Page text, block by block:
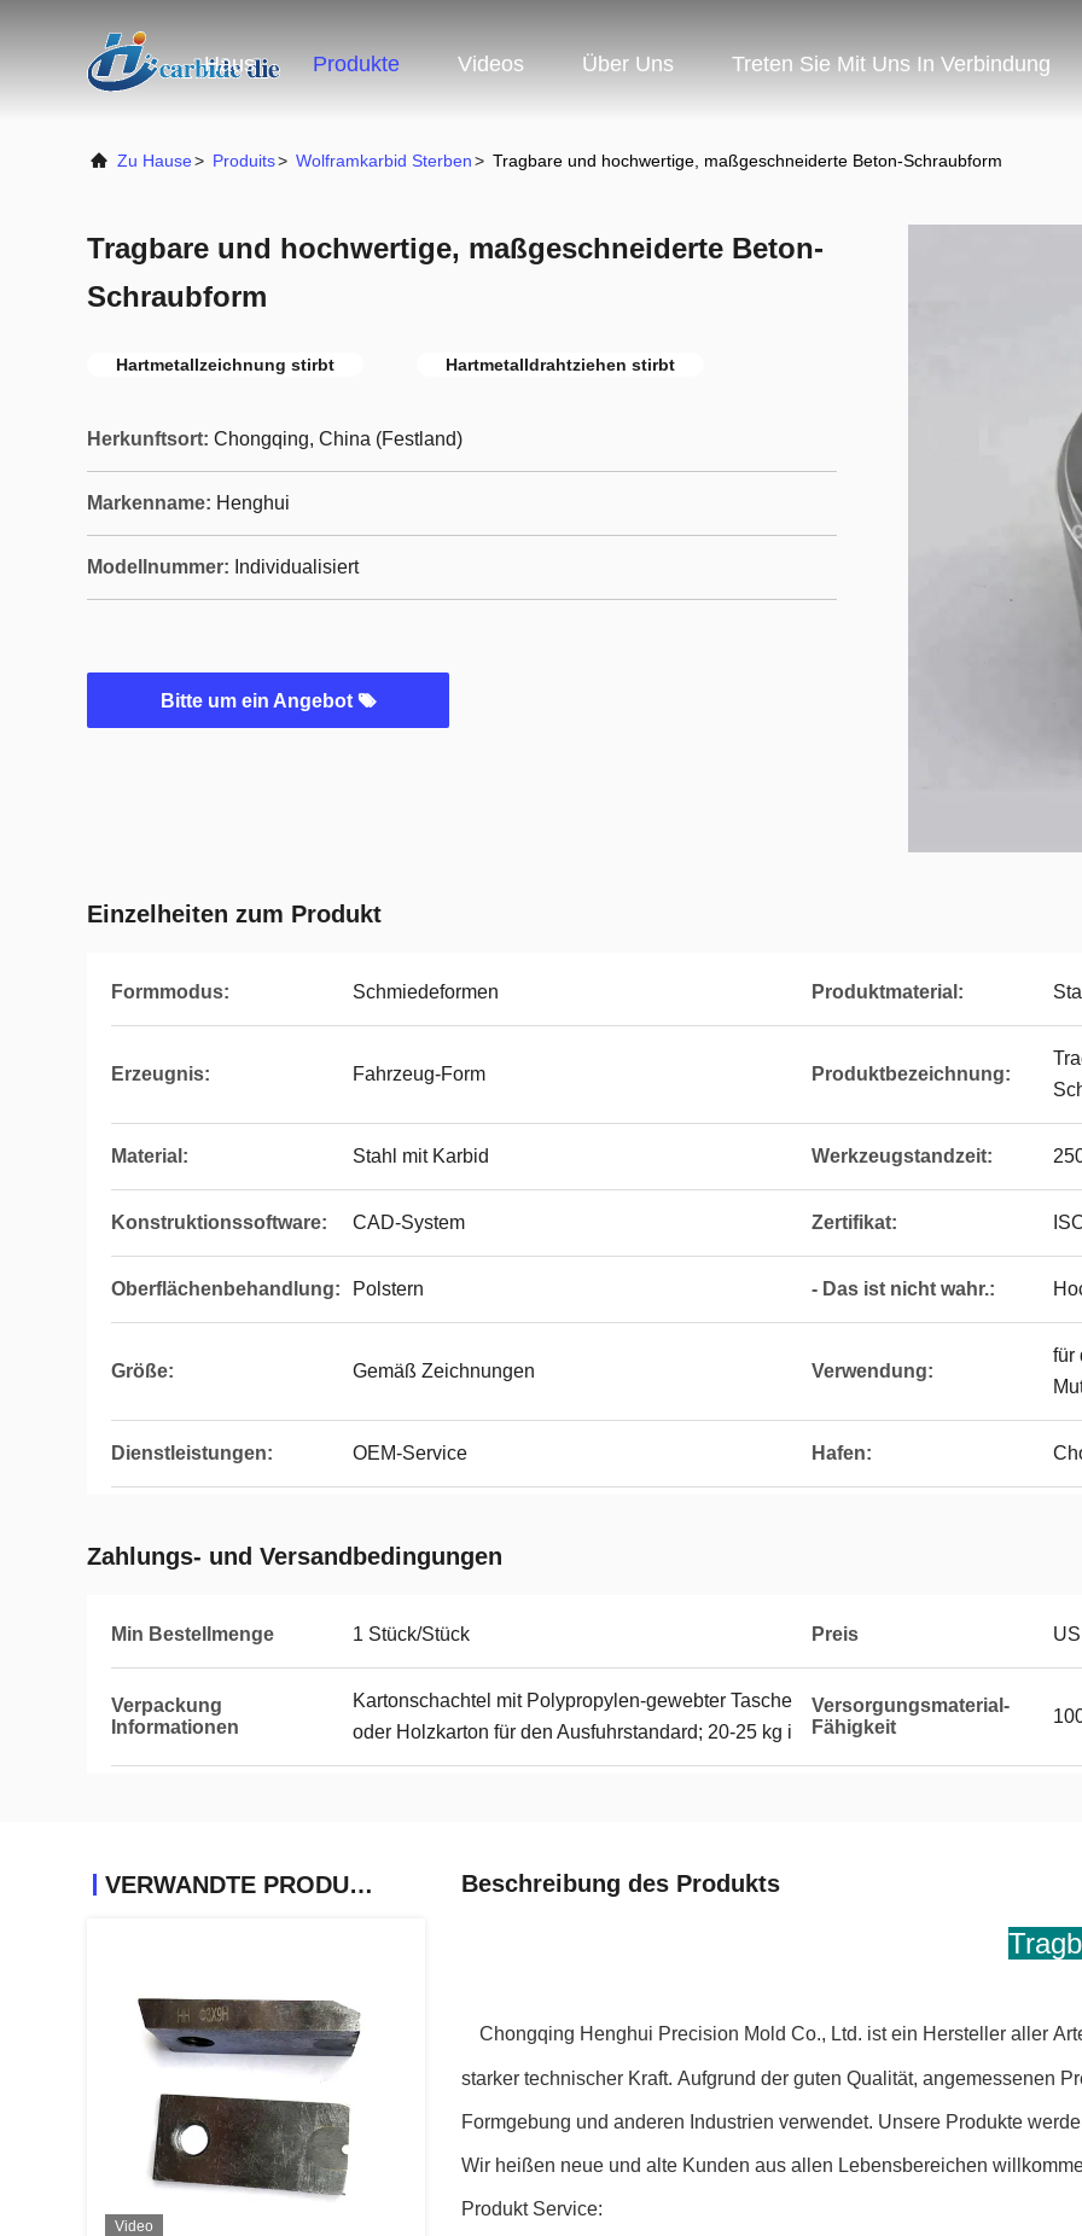
Haus Produkte Videos Über Uns Treten Sie Mit Uns In Verbindung
Zu Hause> Produits> Wolframkarbid Sterben> Tragbare und hochwertige, maßgeschneiderte Beton-Schraubform
Tragbare und hochwertige, maßgeschneiderte Beton-
Schraubform
Hartmetallzeichnung stirbt Hartmetalldrahtziehen stirbt
Herkunftsort: Chongqing, China (Festland)
Markenname: Henghui
Modellnummer: Individualisiert
Bitte um ein Angebot
Einzelheiten zum Produkt
Formmodus: Schmiedeformen Produktmaterial:
Erzeugnis: Fahrzeug-Form Produktbezeichnung:
Material: Stahl mit Karbid Werkzeugstandzeit:
Konstruktionssoftware: CAD-System Zertifikat:
Oberflächenbehandlung: Polstern - Das ist nicht wahr.:
Größe: Gemäß Zeichnungen Verwendung:
für
Dienstleistungen: OEM-Service Hafen:
Zahlungs- und Versandbedingungen
Min Bestellmenge 1 Stück/Stück Preis
Verpackung
Informationen
Kartonschachtel mit Polypropylen-gewebter Tasche
oder Holzkarton für den Ausfuhrstandard; 20-25 kg i
Versorgungsmaterial-
Fähigkeit
VERWANDTE PRODUKTE
Video
Beschreibung des Produkts
Chongqing Henghui Precision Mold Co., Ltd. ist ein Hersteller aller
starker technischer Kraft. Aufgrund der guten Qualität, angemessenen
Formgebung und anderen Industrien verwendet. Unsere Produkte
Wir heißen neue und alte Kunden aus allen Lebensbereichen
Produkt Service: